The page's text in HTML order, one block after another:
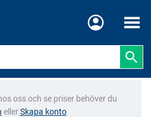
Meny
oss och se priser behöver du
ellerSkapa konto